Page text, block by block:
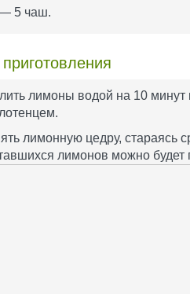
5 чаш.
лимоны водой на 10
лимонную цедру, стараясь
лимонов можно будет